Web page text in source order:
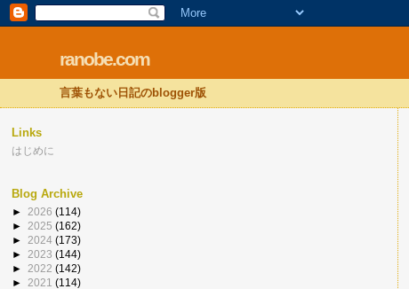
ranobe.com
言葉もない日記のblogger版
Links
はじめに
Blog Archive
► 2026 (114)
► 2025 (162)
► 2024 (173)
► 2023 (144)
► 2022 (142)
► 2021 (114)